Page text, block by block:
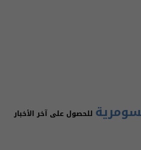
للحصول على آخر الأخبار